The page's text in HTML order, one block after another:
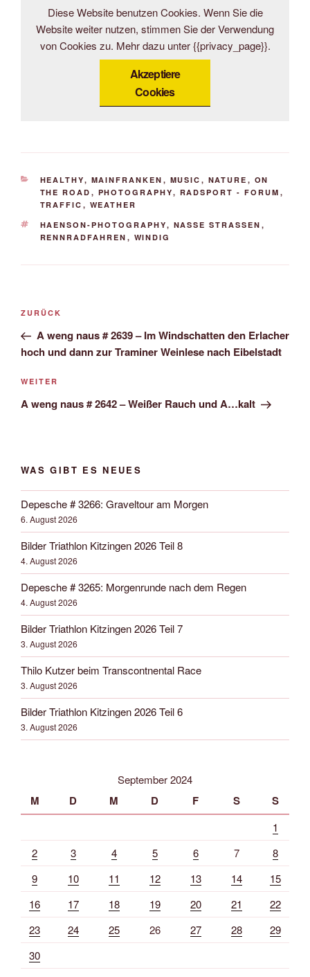
Diese Website benutzen Cookies. Wenn Sie die
Website weiter nutzen, stimmen Sie der Verwendung
von Cookies zu. Mehr dazu unter {{privacy_page}}.
Akzeptiere
Cookies
KATEGORIEN
HEALTHY, MAINFRANKEN , MUSIC , NATURE , ON
THE ROAD , PHOTOGRAPHY, RADSPORT - FORUM ,
TRAFFIC , WEATHER
SCHLAGWÖRTER
HAENSON-PHOTOGRAPHY, NASSE STRASSEN
,
RENNRADFAHREN , WINDIG
Beitrags-
Vorheriger
Beitrag
ZURÜCK
A weng naus # 2639 – Im Windschatten den Erlacher
hoch und dann zur Traminer Weinlese nach Eibelstadt
Nächster
Beitrag
WEITER
A weng naus # 2642 – Weißer Rauch und A…kalt
WAS GIBT ES NEUES
Depesche # 3266: Graveltour am Morgen
6. August 2026
Bilder Triathlon Kitzingen 2026 Teil 8
4. August 2026
Depesche # 3265: Morgenrunde nach dem Regen
4. August 2026
Bilder Triathlon Kitzingen 2026 Teil 7
3. August 2026
Thilo Kutzer beim Transcontnental Race
3. August 2026
Bilder Triathlon Kitzingen 2026 Teil 6
3. August 2026
September 2024
M D M D F S S
1
2
3 4 5 6 7
8
9
10 11 12 13 14
15
16
17 18 19 20 21
22
23
24 25 26 27 28
29
30